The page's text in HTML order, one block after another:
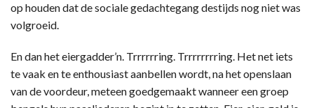
op houden dat de sociale gedachtegang destijds nog niet was
volgroeid.
En dan het eiergadder’n. Trrrrrring. Trrrrrrrring. Het net iets
te vaak en te enthousiast aanbellen wordt, na het openslaan
van de voordeur, meteen goedgemaakt wanneer een groep